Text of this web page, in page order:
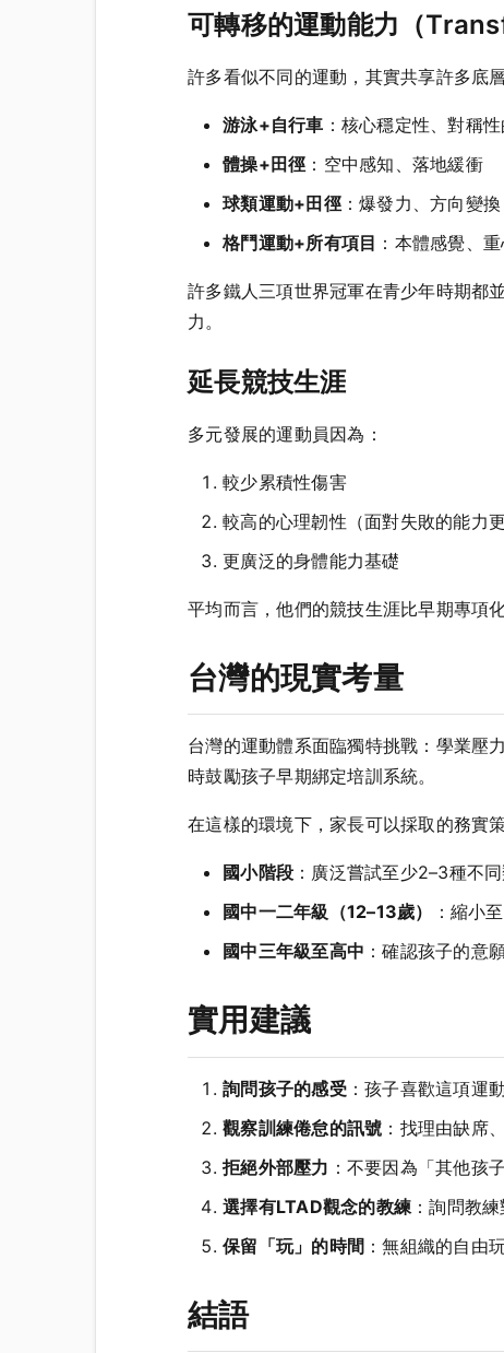
可轉移的運動能力（
許多看似不同的運動，其實共享許多底
游泳+自行車 ：核心穩定性、對稱
體操+田徑 ：空中感知、落地緩衝
球類運動+田徑：爆發力、方向變換
格鬥運動+所有項目 ：本體感覺、
許多鐵人三項世界冠軍在青少年時期都
力。
延長競技生涯
多元發展的運動員因為：
較少累積性傷害
較高的心理韌性（面對失敗的能力更
更廣泛的身體能力基礎
平均而言，他們的競技生涯比早期專項
台灣的現實考量
台灣的運動體系面臨獨特挑戰：學業壓
時鼓勵孩子早期綁定培訓系統。
在這樣的環境下，家長可以採取的務實策
國小階段 ：廣泛嘗試至少2–3種不
國中一二年級（12–13歲）
：縮小
國中三年級至高中 ：確認孩子的意
實用建議
詢問孩子的感受：孩子喜歡這項運
觀察訓練倦怠的訊號 ：找理由缺席
拒絕外部壓力 ：不要因為「其他孩
選擇有LTAD觀念的教練 ：詢問教
保留「玩」的時間 ：無組織的自由
結語